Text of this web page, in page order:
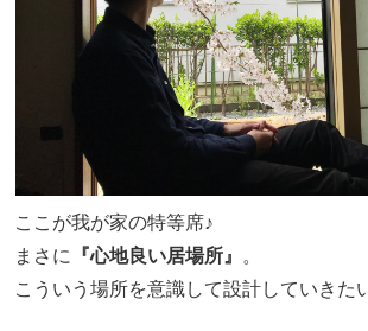
ここが我が家の特等席♪
まさに
『心地良い居場所』
。
こういう場所を意識して設計していきた